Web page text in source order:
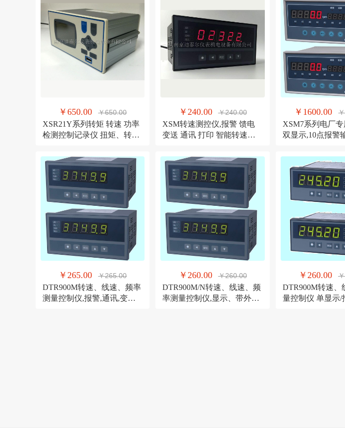
￥650.00 ￥650.00
XSR21Y系列转矩 转速 功率
检测控制记录仪 扭矩、转速
￥240.00 ￥240.00
XSM转速测控仪,报警 馈电
变送 通讯 打印 智能转速显
￥1600.00
XSM7系列电厂
双显示,10点报警
￥265.00 ￥265.00
DTR900M转速、线速、频率
测量控制仪,报警,通讯,变送,
￥260.00 ￥260.00
DTR900M/N转速、线速、频
率测量控制仪,显示、带外供
￥260.00
DTR900M转速、
量控制仪 单显示/